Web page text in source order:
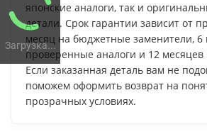
Загрузка...
японские аналоги, так и
детали. Срок гарантии зависит от
месяц на бюджетные заменители, 6
проверенные аналоги и 12 месяцев
Если заказанная деталь вам не
поможем оформить возврат на
прозрачных условиях.